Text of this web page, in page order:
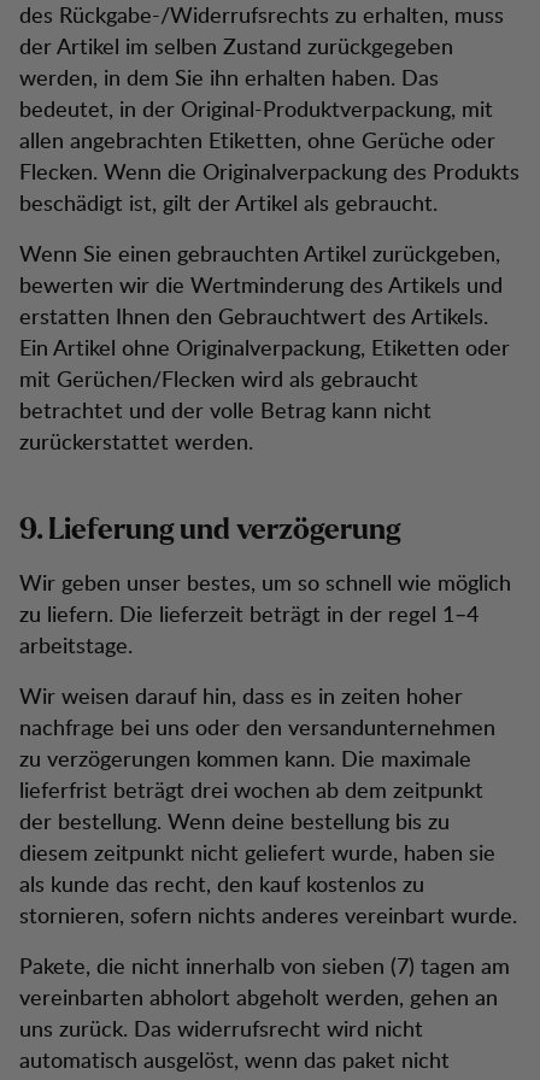
des Rückgabe-/Widerrufsrechts zu erhalten, muss
der Artikel im selben Zustand zurückgegeben
werden, in dem Sie ihn erhalten haben. Das
bedeutet, in der Original-Produktverpackung, mit
allen angebrachten Etiketten, ohne Gerüche oder
Flecken. Wenn die Originalverpackung des Produkts
beschädigt ist, gilt der Artikel als gebraucht.
Wenn Sie einen gebrauchten Artikel zurückgeben,
bewerten wir die Wertminderung des Artikels und
erstatten Ihnen den Gebrauchtwert des Artikels.
Ein Artikel ohne Originalverpackung, Etiketten oder
mit Gerüchen/Flecken wird als gebraucht
betrachtet und der volle Betrag kann nicht
zurückerstattet werden.
9. Lieferung und verzögerung
Wir geben unser bestes, um so schnell wie möglich
zu liefern. Die lieferzeit beträgt in der regel 1–4
arbeitstage.
Wir weisen darauf hin, dass es in zeiten hoher
nachfrage bei uns oder den versandunternehmen
zu verzögerungen kommen kann. Die maximale
lieferfrist beträgt drei wochen ab dem zeitpunkt
der bestellung. Wenn deine bestellung bis zu
diesem zeitpunkt nicht geliefert wurde, haben sie
als kunde das recht, den kauf kostenlos zu
stornieren, sofern nichts anderes vereinbart wurde.
Pakete, die nicht innerhalb von sieben (7) tagen am
vereinbarten abholort abgeholt werden, gehen an
uns zurück. Das widerrufsrecht wird nicht
automatisch ausgelöst, wenn das paket nicht